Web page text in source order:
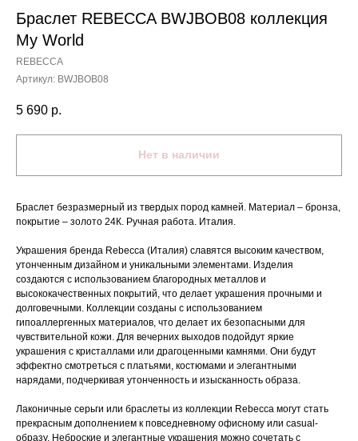
Браслет REBECCA BWJBOB08 коллекция
My World
REBECCA
Артикул: BWJBOB08
5 690 р.
Нет в наличии
Браслет безразмерный из твердых пород камней. Материал – бронза,
покрытие – золото 24К. Ручная работа. Италия.
Украшения бренда Rebecca (Италия) славятся высоким качеством,
утонченным дизайном и уникальными элементами. Изделия
создаются с использованием благородных металлов и
высококачественных покрытий, что делает украшения прочными и
долговечными. Коллекции созданы с использованием
гипоаллергенных материалов, что делает их безопасными для
чувствительной кожи. Для вечерних выходов подойдут яркие
украшения с кристаллами или драгоценными камнями. Они будут
эффектно смотреться с платьями, костюмами и элегантными
нарядами, подчеркивая утонченность и изысканность образа.
Лаконичные серьги или браслеты из коллекции Rebecca могут стать
прекрасным дополнением к повседневному офисному или casual-
образу. Неброские и элегантные украшения можно сочетать с